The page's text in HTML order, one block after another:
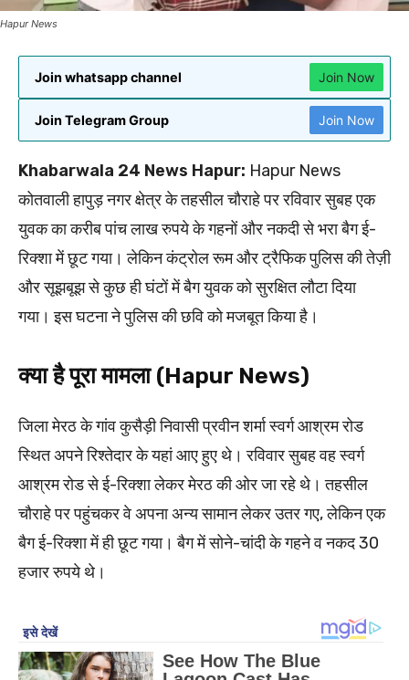
Hapur News
Join whatsapp channel Join Now
Join Telegram Group Join Now
Khabarwala 24 News Hapur: Hapur News
कोतवाली हापुड़ नगर क्षेत्र के तहसील चौराहे पर रविवार सुबह एक
युवक का करीब पांच लाख रुपये के गहनों और नकदी से भरा बैग ई-
रिक्शा में छूट गया। लेकिन कंट्रोल रूम और ट्रैफिक पुलिस की तेज़ी
और सूझबूझ से कुछ ही घंटों में बैग युवक को सुरक्षित लौटा दिया
गया। इस घटना ने पुलिस की छवि को मजबूत किया है।
क्या है पूरा मामला (Hapur News)
जिला मेरठ के गांव कुसैड़ी निवासी प्रवीन शर्मा स्वर्ग आश्रम रोड
स्थित अपने रिश्तेदार के यहां आए हुए थे। रविवार सुबह वह स्वर्ग
आश्रम रोड से ई-रिक्शा लेकर मेरठ की ओर जा रहे थे। तहसील
चौराहे पर पहुंचकर वे अपना अन्य सामान लेकर उतर गए, लेकिन एक
बैग ई-रिक्शा में ही छूट गया। बैग में सोने-चांदी के गहने व नकद 30
हजार रुपये थे।